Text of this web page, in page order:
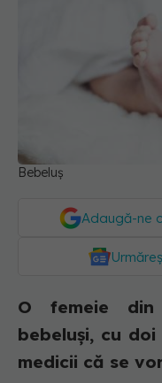
Bebeluș
Adaugă-ne
O femeie
bebeluși, cu
medicii că se